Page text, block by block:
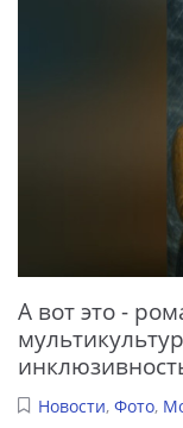
А вот это -
Новости, Фото,